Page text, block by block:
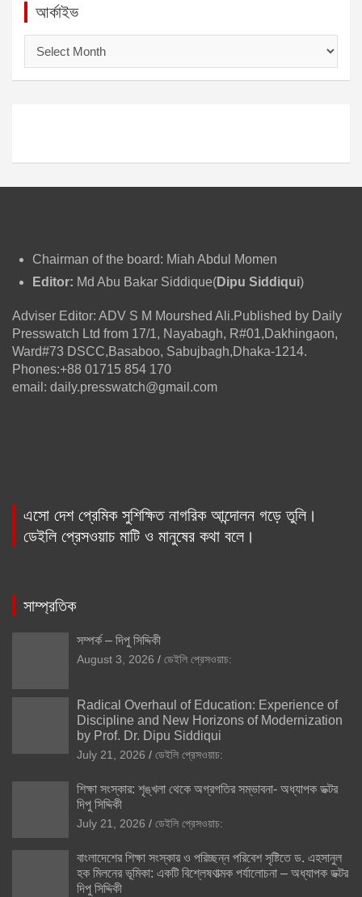
আর্কাইভ
ই
Chairman of the board: Miah Abdul Momen
Editor: Md Abu Bakar Siddique(Dipu Siddiqui)
Adviser Editor: ADV S M Mourshed Ali.Published by Daily
Presswatch Ltd from 17/1, Nayabagh, R#01,Dakhingaon,
Ward#73 DSCC,Basaboo, Sabujbagh,Dhaka-1214.
Phones:+88 01715 854 170
email: daily.presswatch@gmail.com
এসো দেশ প্রেমিক সুশিক্ষিত নাগরিক আন্দোলন গড়ে তুলি।
ডেইলি প্রেসওয়াচ মাটি ও মানুষের কথা বলে।
সাম্প্রতিক
সম্পর্ক – দিপু সিদ্দিকী
August 3, 2026 ডেইলি প্রেসওয়াচ:
Radical Overhaul of Education: Experience of
Discipline and New Horizons of Modernization
by Prof. Dr. Dipu Siddiqui
July 21, 2026 ডেইলি প্রেসওয়াচ:
শিক্ষা সংস্কার: শৃঙ্খলা থেকে অগ্রগতির সম্ভাবনা- অধ্যাপক ডক্টর
দিপু সিদ্দিকী
July 21, 2026 ডেইলি প্রেসওয়াচ:
বাংলাদেশের শিক্ষা সংস্কার ও পরিচ্ছন্ন পরিবেশ সৃষ্টিতে ড. এহসানুল
হক মিলনের ভূমিকা: একটি বিশ্লেষণাত্মক পর্যালোচনা – অধ্যাপক ডক্টর
দিপু সিদ্দিকী